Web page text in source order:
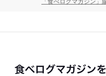
「食べログマガジン